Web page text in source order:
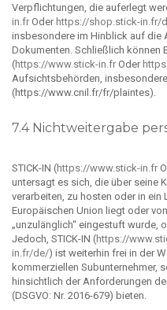
Verpflichtungen, die auferlegt
in.fr Oder https://shop.stick-in.fr/
insbesondere im Hinblick auf die
Dokumenten. Schließlich können
(https://www.stick-in.fr Oder
Aufsichtsbehörden,
(https://www.cnil.fr/fr/plaintes).
7.4 Nichtweitergabe
STICK-IN (https://www.stick-in.fr
untersagt es sich, die über seine
verarbeiten, zu hosten oder in
Europäischen Union liegt oder
„unzulänglich“ eingestuft wurde,
Jedoch, STICK-IN (https://
in.fr/de/) ist weiterhin frei in der
kommerziellen Subunternehmer,
hinsichtlich der Anforderungen
(DSGVO: Nr. 2016-679) bieten.